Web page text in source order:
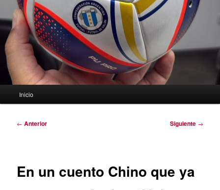
Inicio
Navegación
← Anterior Siguiente →
En un cuento Chino que ya